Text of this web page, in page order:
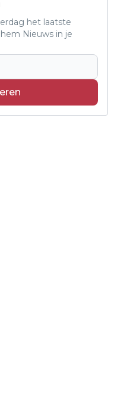
het laatste
Nieuws in je